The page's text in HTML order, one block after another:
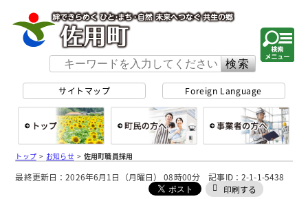
サイトマップ Foreign Language
総合トップ
トップ> お知らせ>佐用町職員採用
最終更新日：2026年6月1日（月曜日） 08時00分 記事ID：2-1-1-5438
印刷する